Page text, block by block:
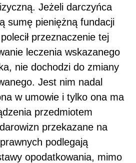
Jeżeli darczyńca
sumę pieniężną fundacji
przeznaczenie tej
leczenia wskazanego
nie dochodzi do zmiany
Jest nim nadal
w umowie i tylko ona ma
przedmiotem
przekazane na
podlegają
opodatkowania, mimo